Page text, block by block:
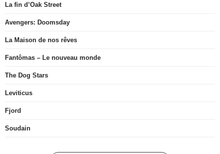
La fin d’Oak Street
Avengers: Doomsday
La Maison de nos rêves
Fantômas – Le nouveau monde
The Dog Stars
Leviticus
Fjord
Soudain